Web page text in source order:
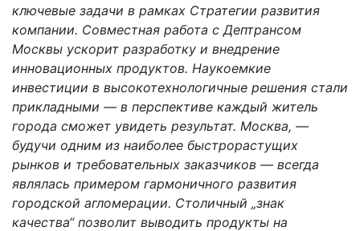
ключевые задачи в рамках Стратегии развития
компании. Совместная работа с Дептрансом
Москвы ускорит разработку и внедрение
инновационных продуктов. Наукоемкие
инвестиции в высокотехнологичные решения стали
прикладными — в перспективе каждый житель
города сможет увидеть результат. Москва, —
будучи одним из наиболее быстрорастущих
рынков и требовательных заказчиков — всегда
являлась примером гармоничного развития
городской агломерации. Столичный „знак
качества“ позволит выводить продукты на